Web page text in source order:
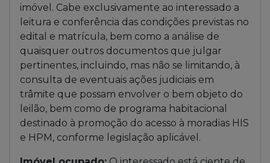
imóvel. Cabe exclusivamente ao interessado a
leitura e conferência das condições previstas no
edital e matrícula, bem como a análise de
quaisquer outros documentos que julgar
pertinentes, incluindo, mas não se limitando, à
consulta de eventuais ações judiciais em
trâmite que possam envolver o bem objeto do
leilão, bem como de programa habitacional
destinado à promoção do acesso à moradias HIS
e HPM, conforme legislação aplicável.